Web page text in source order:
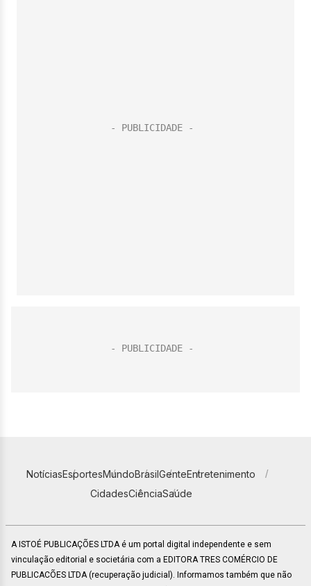
NotíciasEsportesMundoBrasilGenteEntretenimento
CidadesCiênciaSaúde
A ISTOÉ PUBLICAÇÕES LTDA é um portal digital independente e sem
vinculação editorial e societária com a EDITORA TRES COMÉRCIO DE
PUBLICACÕES LTDA (recuperação judicial). Informamos também que não